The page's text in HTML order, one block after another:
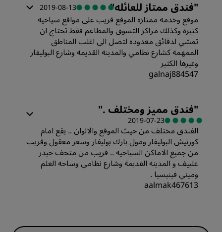
الخدمة
القيمة
جودة أماكن النوم
النظافة
الخدمة
"فندق ممتاز للعائله"
2019-08-13
موقع وخدمه ممتازه الموقع قريب على مواقع سياحيه
كثيره وكذلك مراكز التسوق والمطاعم فقط تحتاج ان
تمشي لدقائق معدوده لتصل الى اغلب المناطق
الممهمه كشارع نظامي والمدينه القديمه وشارع البوليفار
وغيرها الكثير
galnaj884547
القيمة
جودة أماكن النوم
النظافة
"فندق مميز ومختلف ."
2019-07-23
الفندق مختلف من حيث الموقع والالوان .. يقع امام
كورنيش البوليفار ومول بارك بوليفار وسعر معقول وقريب
من جميع الاماكن السياحيه .. قريب من متحف حيدر
علييف و المدينه القديمة وشارع نظامي وساحه العلم
وميني فينيسيا .
aalmak467613